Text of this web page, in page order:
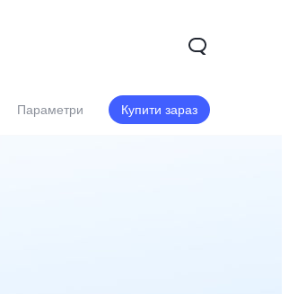
Параметри Купити зараз